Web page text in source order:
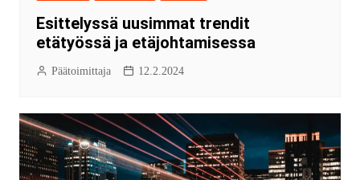
Esittelyssä uusimmat trendit
etätyössä ja etäjohtamisessa
Päätoimittaja 12.2.2024